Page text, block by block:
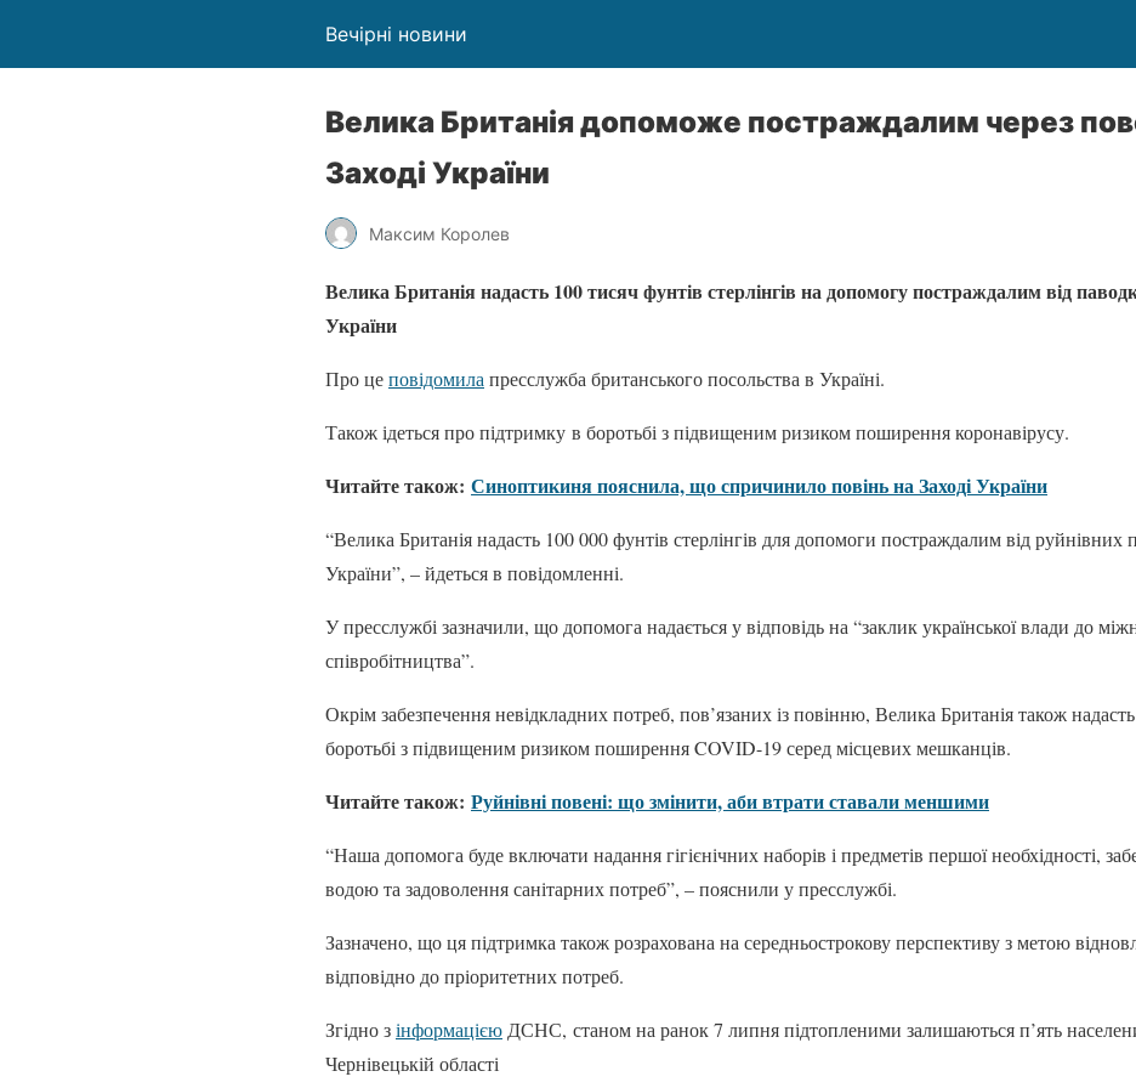
Вечірні новини
Велика Британія допоможе постраждалим через
Заході України
Максим Королев
Велика Британія надасть 100 тисяч фунтів стерлінгів на допомогу постраждалим від
України
Про цеповідомила пресслужба британського посольства в Україні.
Також ідеться про підтримку в боротьбі з підвищеним ризиком поширення коронавірусу.
Читайте також: Синоптикиня пояснила, що спричинило повінь на Заході України
“Велика Британія надасть 100 000 фунтів стерлінгів для допомоги постраждалим від руйнівних
України”, – йдеться в повідомленні.
У пресслужбі зазначили, що допомога надається у відповідь на “заклик української влади до
співробітництва”.
Окрім забезпечення невідкладних потреб, пов’язаних із повінню, Велика Британія також
боротьбі з підвищеним ризиком поширення COVID-19 серед місцевих мешканців.
Читайте також: Руйнівні повені: що змінити, аби втрати ставали меншими
“Наша допомога буде включати надання гігієнічних наборів і предметів першої необхідності,
водою та задоволення санітарних потреб”, – пояснили у пресслужбі.
Зазначено, що ця підтримка також розрахована на середньострокову перспективу з метою
відповідно до пріоритетних потреб.
Згідно зінформацією ДСНС, станом на ранок 7 липня підтопленими залишаються п’ять
Чернівецькій області